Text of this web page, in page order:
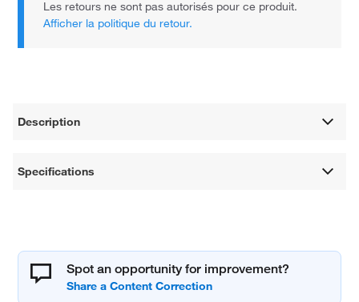
Les retours ne sont pas autorisés pour ce produit.
Afficher la politique du retour.
Description
Specifications
Spot an opportunity for improvement?